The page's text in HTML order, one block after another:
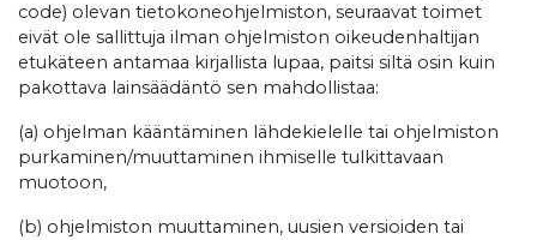
code) olevan tietokoneohjelmiston, seuraavat toimet
eivät ole sallittuja ilman ohjelmiston oikeudenhaltijan
etukäteen antamaa kirjallista lupaa, paitsi siltä osin kuin
pakottava lainsäädäntö sen mahdollistaa:
(a) ohjelman kääntäminen lähdekielelle tai ohjelmiston
purkaminen/muuttaminen ihmiselle tulkittavaan
muotoon,
(b) ohjelmiston muuttaminen, uusien versioiden tai